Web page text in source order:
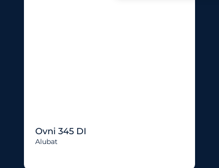
Ovni 345 DI
Alubat